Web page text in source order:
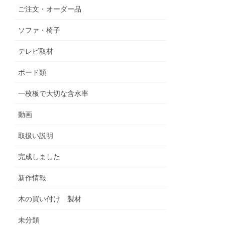
ご注文・オーダー品
ソファ・椅子
テレビ取材
ボード類
一枚板で大切な含水率
動画
取扱い説明
完成しました
新作情報
木の買い付け 製材
未分類